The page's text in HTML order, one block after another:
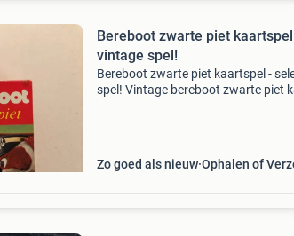
Bereboot zwarte piet
vintage spel!
Bereboot zwarte piet kaartspel -
spel! Vintage bereboot zwarte piet
Zo goed als nieuw Ophalen of